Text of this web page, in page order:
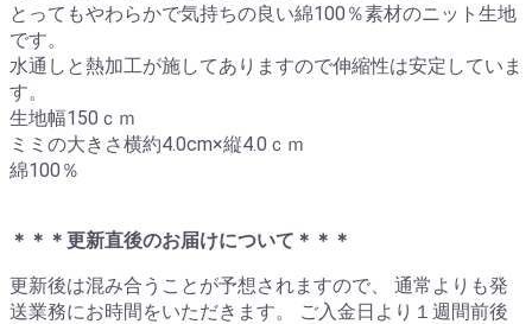
とってもやわらかで気持ちの良い綿100％素材のニット生地
です。
水通しと熱加工が施してありますので伸縮性は安定していま
す。
生地幅150ｃｍ
ミミの大きさ横約4.0cm×縦4.0ｃｍ
綿100％
＊＊＊更新直後のお届けについて＊＊＊
更新後は混み合うことが予想されますので、 通常よりも発
送業務にお時間をいただきます。 ご入金日より１週間前後